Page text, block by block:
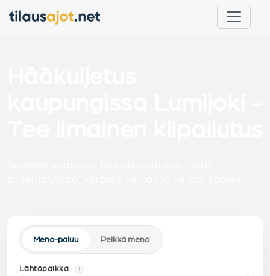
Meno-paluu Pelkkä meno
Lähtöpaikka i